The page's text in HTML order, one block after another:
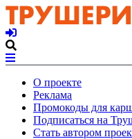
О проекте
Реклама
Промокоды для
Подписаться на
Стать автором